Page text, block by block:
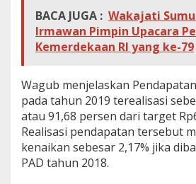
a
i
9
3
0
P
e
r
s
e
BACA JUGA : Wakajati
Irmawan Pimpin Upacara
Kemerdekaan RI yang ke-79
Wagub menjelaskan
pada tahun 2019 terealisasi
atau 91,68 persen dari target
Realisasi pendapatan tersebut
kenaikan sebesar 2,17% jika
PAD tahun 2018.